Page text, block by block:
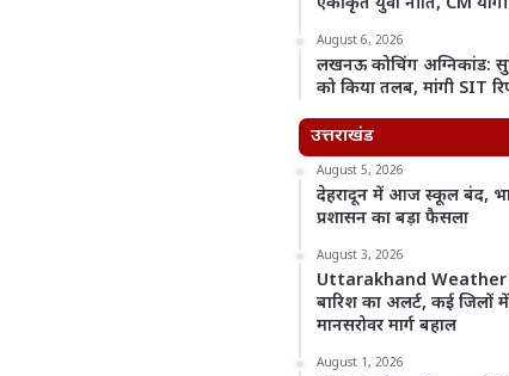
August 6, 2026
लखनऊ कोचिंग अग्निकांड:
को किया तलब, मांगी SIT
उत्तराखंड
August 5, 2026
देहरादून में आज स्कूल बंद,
प्रशासन का बड़ा फैसला
August 3, 2026
Uttarakhand Weather
बारिश का अलर्ट, कई जिलों
मानसरोवर मार्ग बहाल
August 1, 2026